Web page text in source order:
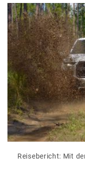
Reisebericht: Mit